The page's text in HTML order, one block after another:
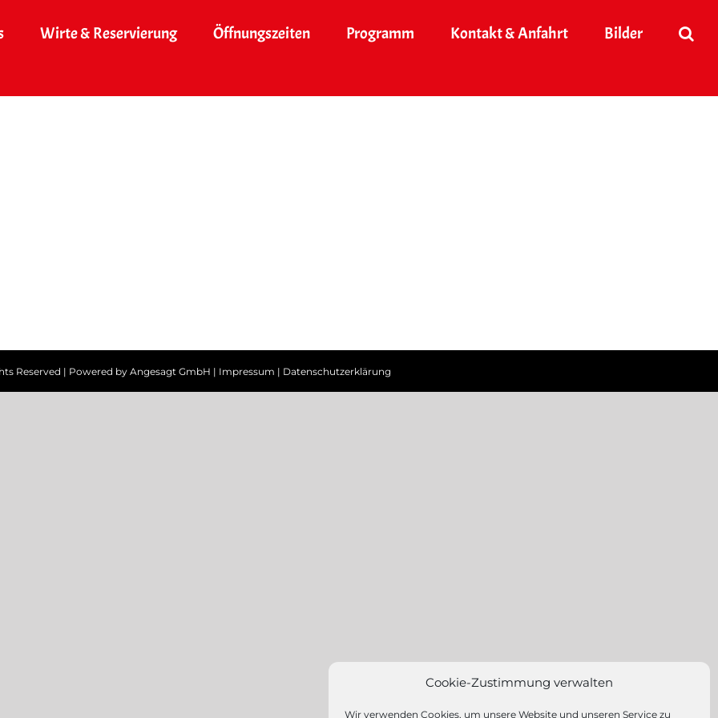
Cookie-Zustimmung verwalten
Wir verwenden Cookies, um unsere Website und unseren Service zu
Wirte & Reservierung Öffnungszeiten Programm Kontakt & Anfahrt Bilder
Reserved | Powered by Angesagt GmbH | Impressum | Datenschutzerklärung